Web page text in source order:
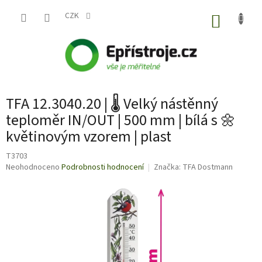
CZK
TFA 12.3040.20 | 🌡️ Velký nástěnný
teploměr IN/OUT | 500 mm | bílá s 🌼
květinovým vzorem | plast
T3703
Průměrné
Neohodnoceno Podrobnosti hodnocení Značka: TFA Dostmann